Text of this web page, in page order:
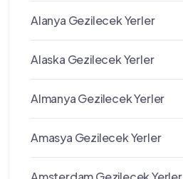
Alanya Gezilecek Yerler
Alaska Gezilecek Yerler
Almanya Gezilecek Yerler
Amasya Gezilecek Yerler